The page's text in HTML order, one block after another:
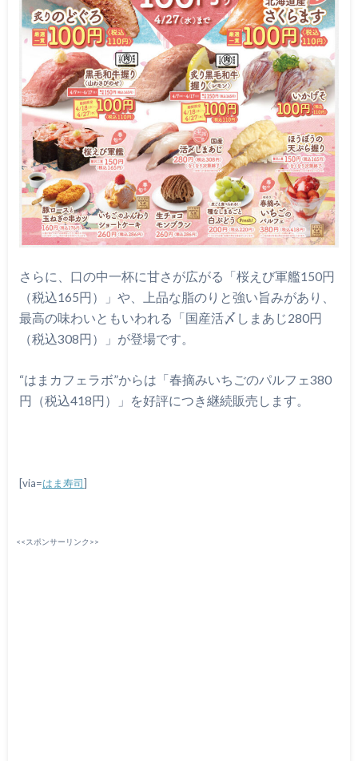
さらに、口の中一杯に甘さが広がる「桜えび軍艦150円
（税込165円）」や、上品な脂のりと強い旨みがあり、
最高の味わいともいわれる「国産活〆しまあじ280円
（税込308円）」が登場です。
“はまカフェラボ”からは「春摘みいちごのパルフェ380
円（税込418円）」を好評につき継続販売します。
[via=はま寿司]
<<スポンサーリンク>>